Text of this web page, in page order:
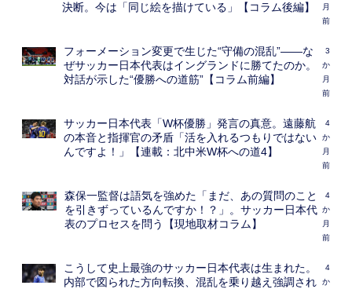
決断。今は「同じ絵を描けている」【コラム後編】
月
前
フォーメーション変更で生じた“守備の混乱”――な
ぜサッカー日本代表はイングランドに勝てたのか。
対話が示した“優勝への道筋”【コラム前編】
3
か
月
前
サッカー日本代表「W杯優勝」発言の真意。遠藤航
の本音と指揮官の矛盾「活を入れるつもりではない
んですよ！」【連載：北中米W杯への道4】
4
か
月
前
森保一監督は語気を強めた「まだ、あの質問のこと
を引きずっているんですか！？」。サッカー日本代
表のプロセスを問う【現地取材コラム】
4
か
月
前
こうして史上最強のサッカー日本代表は生まれた。
内部で図られた方向転換、混乱を乗り越え強調され
4
か